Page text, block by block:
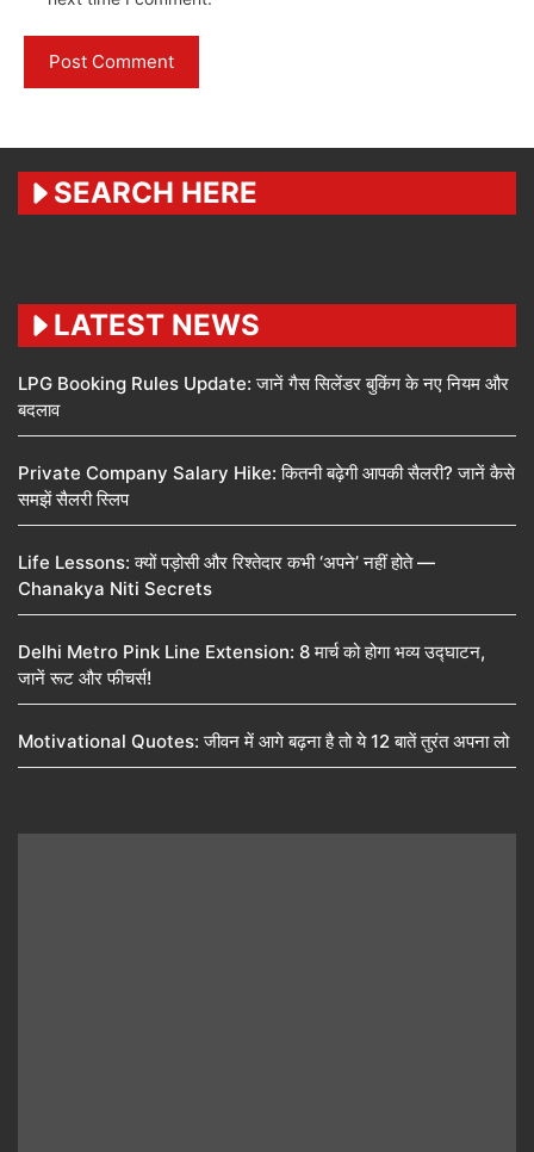
SEARCH HERE
LATEST NEWS
LPG Booking Rules Update: जानें गैस सिलेंडर बुकिंग के नए नियम और
बदलाव
Private Company Salary Hike: कितनी बढ़ेगी आपकी सैलरी? जानें कैसे
समझें सैलरी स्लिप
Life Lessons: क्यों पड़ोसी और रिश्तेदार कभी ‘अपने’ नहीं होते —
Chanakya Niti Secrets
Delhi Metro Pink Line Extension: 8 मार्च को होगा भव्य उद्घाटन,
जानें रूट और फीचर्स!
Motivational Quotes: जीवन में आगे बढ़ना है तो ये 12 बातें तुरंत अपना लो